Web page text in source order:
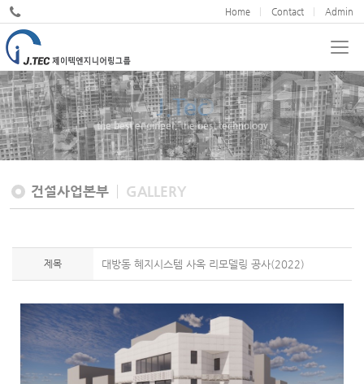
Home Contact Admin
JND
We cultivate design excellence
건설사업본부 GALLERY
제목 대방동 혜지시스템 사옥 리모델링 공사(2022)